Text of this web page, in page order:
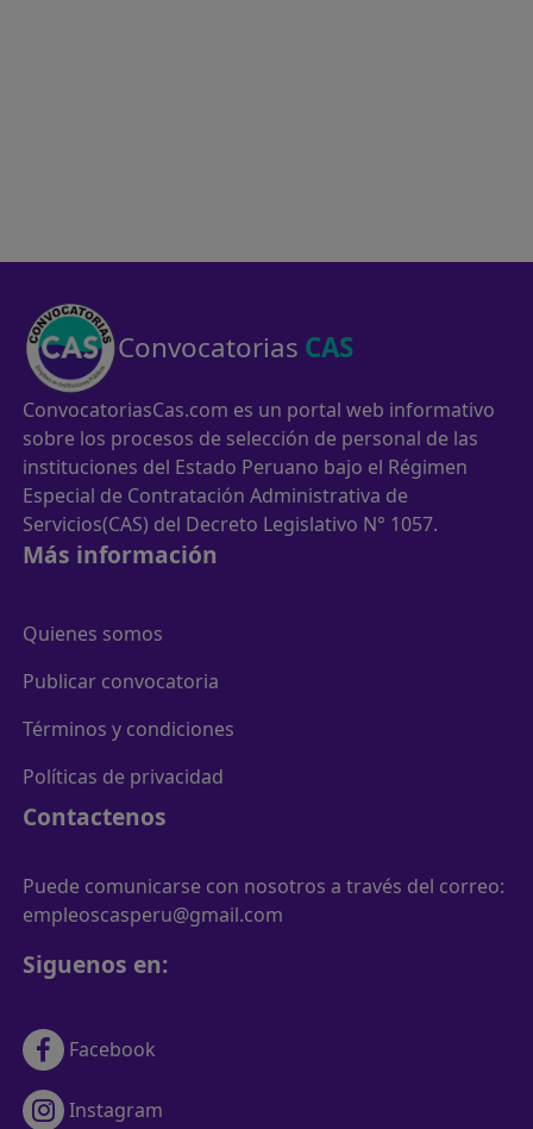
Convocatorias CAS
ConvocatoriasCas.com es un portal web informativo
sobre los procesos de selección de personal de las
instituciones del Estado Peruano bajo el Régimen
Especial de Contratación Administrativa de
Servicios(CAS) del Decreto Legislativo N° 1057.
Más información
Quienes somos
Publicar convocatoria
Términos y condiciones
Políticas de privacidad
Contactenos
Puede comunicarse con nosotros a través del correo:
empleoscasperu@gmail.com
Siguenos en:
Facebook
Instagram